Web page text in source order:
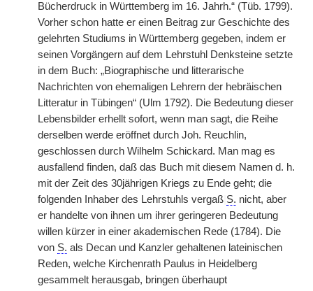
Bücherdruck in Württemberg im 16. Jahrh.“ (Tüb. 1799).
Vorher schon hatte er einen Beitrag zur Geschichte des
gelehrten Studiums in Württemberg gegeben, indem er
seinen Vorgängern auf dem Lehrstuhl Denksteine setzte
in dem Buch: „Biographische und litterarische
Nachrichten von ehemaligen Lehrern der hebräischen
Litteratur in Tübingen“ (Ulm 1792). Die Bedeutung dieser
Lebensbilder erhellt sofort, wenn man sagt, die Reihe
derselben werde eröffnet durch Joh. Reuchlin,
geschlossen durch Wilhelm Schickard. Man mag es
ausfallend finden, daß das Buch mit diesem Namen d. h.
mit der Zeit des 30jährigen Kriegs zu Ende geht; die
folgenden Inhaber des Lehrstuhls vergaß S. nicht, aber
er handelte von ihnen um ihrer geringeren Bedeutung
willen kürzer in einer akademischen Rede (1784). Die
von S. als Decan und Kanzler gehaltenen lateinischen
Reden, welche Kirchenrath Paulus in Heidelberg
gesammelt herausgab, bringen überhaupt